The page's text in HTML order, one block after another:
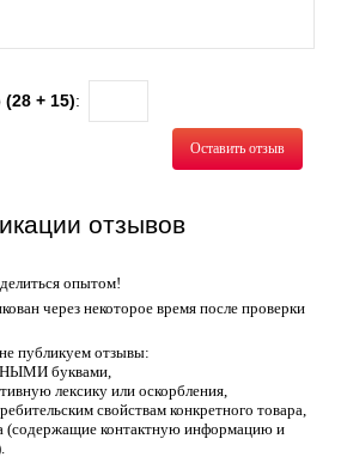
(28 + 15):
Оставить отзыв
отзывов
опытом!
через некоторое время после проверки
публикуем отзывы:
буквами,
лексику или оскорбления,
свойствам конкретного товара,
(содержащие контактную информацию и